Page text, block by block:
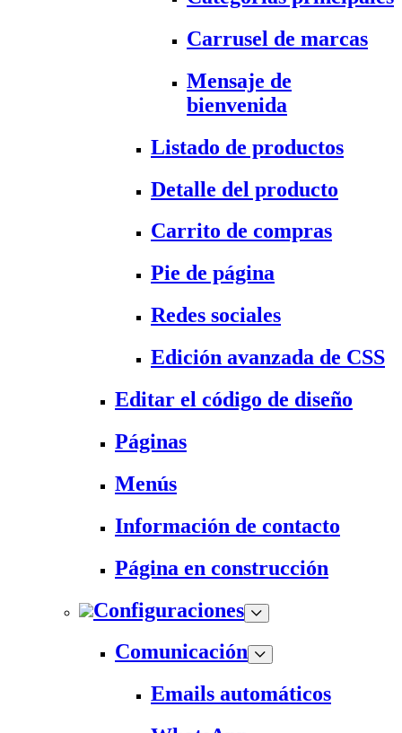
Carrusel de marcas
Mensaje de
bienvenida
Listado de productos
Detalle del producto
Carrito de compras
Pie de página
Redes sociales
Edición avanzada de CSS
Editar el código de diseño
Páginas
Menús
Información de contacto
Página en construcción
Configuraciones
Comunicación
Emails automáticos